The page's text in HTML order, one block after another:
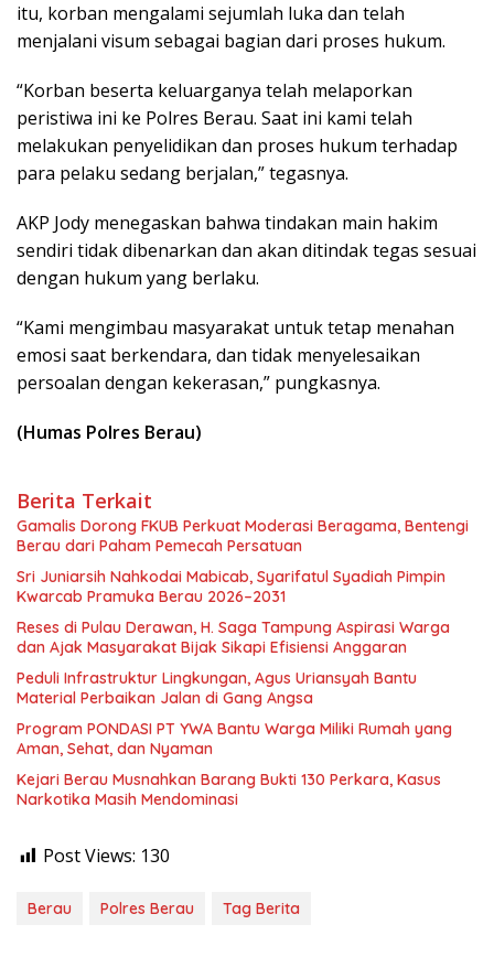
itu, korban mengalami sejumlah luka dan telah
menjalani visum sebagai bagian dari proses hukum.
“Korban beserta keluarganya telah melaporkan
peristiwa ini ke Polres Berau. Saat ini kami telah
melakukan penyelidikan dan proses hukum terhadap
para pelaku sedang berjalan,” tegasnya.
AKP Jody menegaskan bahwa tindakan main hakim
sendiri tidak dibenarkan dan akan ditindak tegas sesuai
dengan hukum yang berlaku.
“Kami mengimbau masyarakat untuk tetap menahan
emosi saat berkendara, dan tidak menyelesaikan
persoalan dengan kekerasan,” pungkasnya.
(Humas Polres Berau)
Berita Terkait
Gamalis Dorong FKUB Perkuat Moderasi Beragama, Bentengi
Berau dari Paham Pemecah Persatuan
Sri Juniarsih Nahkodai Mabicab, Syarifatul Syadiah Pimpin
Kwarcab Pramuka Berau 2026–2031
Reses di Pulau Derawan, H. Saga Tampung Aspirasi Warga
dan Ajak Masyarakat Bijak Sikapi Efisiensi Anggaran
Peduli Infrastruktur Lingkungan, Agus Uriansyah Bantu
Material Perbaikan Jalan di Gang Angsa
Program PONDASI PT YWA Bantu Warga Miliki Rumah yang
Aman, Sehat, dan Nyaman
Kejari Berau Musnahkan Barang Bukti 130 Perkara, Kasus
Narkotika Masih Mendominasi
Post Views: 130
Berau Polres Berau Tag Berita